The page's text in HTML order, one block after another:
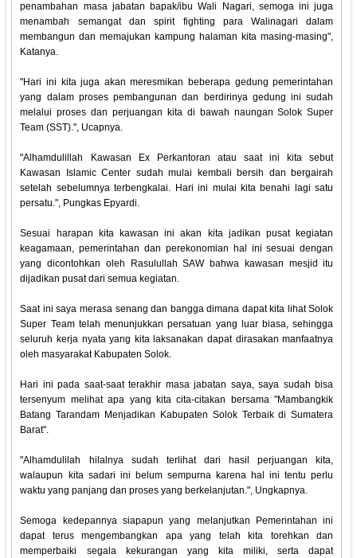
penambahan masa jabatan bapak/ibu Wali Nagari, semoga ini juga
menambah semangat dan spirit fighting para Walinagari dalam
membangun dan memajukan kampung halaman kita masing-masing",
Katanya.
"Hari ini kita juga akan meresmikan beberapa gedung pemerintahan
yang dalam proses pembangunan dan berdirinya gedung ini sudah
melalui proses dan perjuangan kita di bawah naungan Solok Super
Team (SST).", Ucapnya.
"Alhamdulillah Kawasan Ex Perkantoran atau saat ini kita sebut
Kawasan Islamic Center sudah mulai kembali bersih dan bergairah
setelah sebelumnya terbengkalai. Hari ini mulai kita benahi lagi satu
persatu.", Pungkas Epyardi.
Sesuai harapan kita kawasan ini akan kita jadikan pusat kegiatan
keagamaan, pemerintahan dan perekonomian hal ini sesuai dengan
yang dicontohkan oleh Rasulullah SAW bahwa kawasan mesjid itu
dijadikan pusat dari semua kegiatan.
Saat ini saya merasa senang dan bangga dimana dapat kita lihat Solok
Super Team telah menunjukkan persatuan yang luar biasa, sehingga
seluruh kerja nyata yang kita laksanakan dapat dirasakan manfaatnya
oleh masyarakat Kabupaten Solok.
Hari ini pada saat-saat terakhir masa jabatan saya, saya sudah bisa
tersenyum melihat apa yang kita cita-citakan bersama "Mambangkik
Batang Tarandam Menjadikan Kabupaten Solok Terbaik di Sumatera
Barat".
"Alhamdulilah hilalnya sudah terlihat dari hasil perjuangan kita,
walaupun kita sadari ini belum sempurna karena hal ini tentu perlu
waktu yang panjang dan proses yang berkelanjutan.", Ungkapnya.
Semoga kedepannya siapapun yang melanjutkan Pemerintahan ini
dapat terus mengembangkan apa yang telah kita torehkan dan
memperbaiki segala kekurangan yang kita miliki, serta dapat